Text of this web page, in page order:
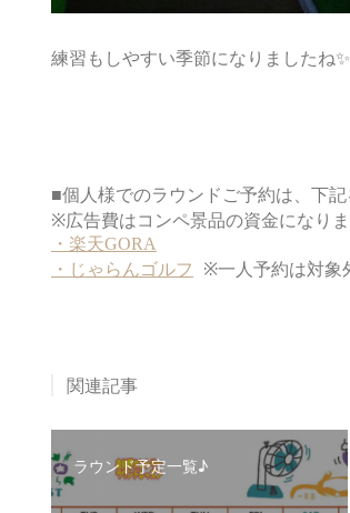
練習もしやすい季節になりましたね✨
関連記事
ラウンド予定一覧♪